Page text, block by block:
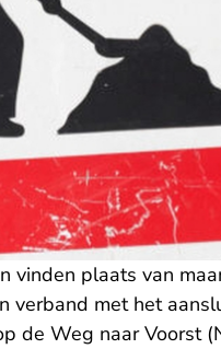
vinden plaats van
verband met het
de Weg naar Voorst